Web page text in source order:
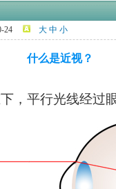
24 大 中 小
什么是近视？
，平行光线经过